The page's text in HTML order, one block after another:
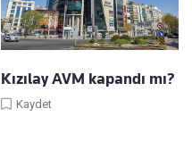
Kızılay AVM kapandı mı?
Kaydet